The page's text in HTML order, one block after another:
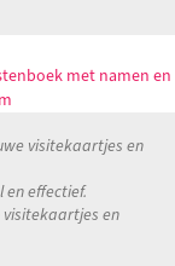
met namen en
visitekaartjes en
en effectief.
en